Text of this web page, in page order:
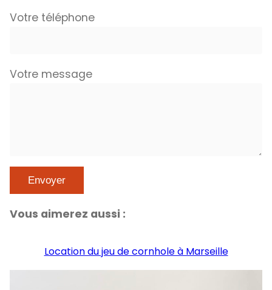
Votre téléphone
Votre message
Vous aimerez aussi :
Location du jeu de cornhole à Marseille